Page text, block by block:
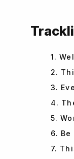
1.
2.
3.
4.
5.
6. Be
7.